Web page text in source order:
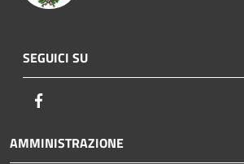
SEGUICI SU
AMMINISTRAZIONE